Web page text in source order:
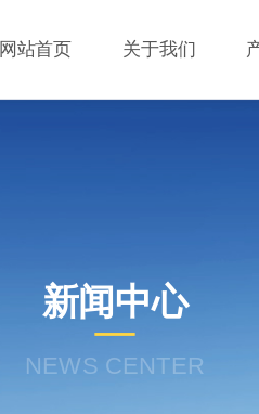
网站首页 关于我们
新闻中心
NEWS CENTER